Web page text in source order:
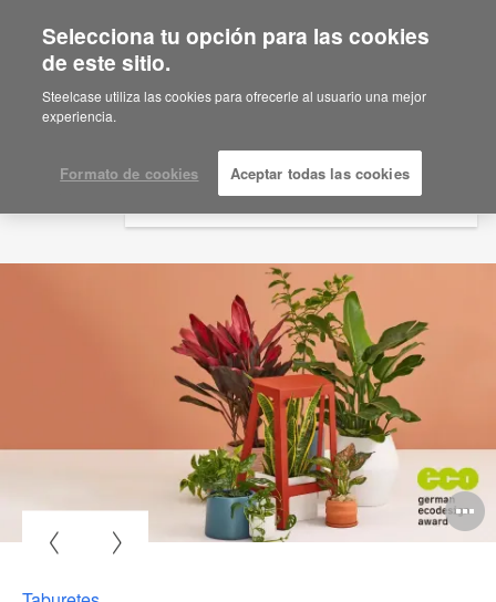
Are you in United States?
Would you like to see Products we sell in
your region?
English
Español
Selecciona tu opción para las cookies
de este sitio.
Steelcase utiliza las cookies para ofrecerle al usuario una mejor
experiencia.
Formato de cookies Aceptar todas las cookies